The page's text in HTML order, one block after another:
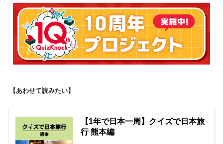
【あわせて読みたい】
【1年で日本一周】クイズで日本旅
行 熊本編